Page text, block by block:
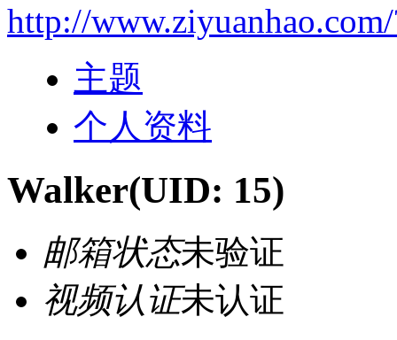
http://
主题
个人资料
Walker(UID: 15)
邮箱状态未验证
视频认证未认证